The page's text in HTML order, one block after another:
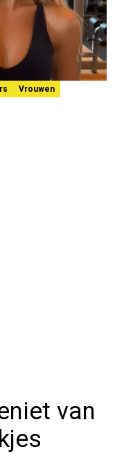
Vrouwen
van